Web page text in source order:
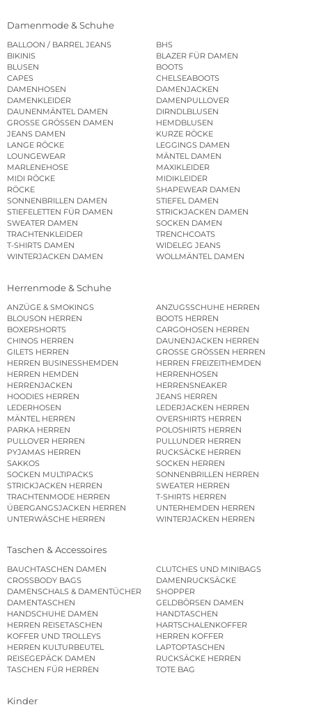
Damenmode & Schuhe
BALLOON / BARREL JEANS
BHS
BIKINIS
BLAZER FÜR DAMEN
BLUSEN
BOOTS
CAPES
CHELSEABOOTS
DAMENHOSEN
DAMENJACKEN
DAMENKLEIDER
DAMENPULLOVER
DAUNENMÄNTEL DAMEN
DIRNDLBLUSEN
GROSSE GRÖSSEN DAMEN
HEMDBLUSEN
JEANS DAMEN
KURZE RÖCKE
LANGE RÖCKE
LEGGINGS DAMEN
LOUNGEWEAR
MÄNTEL DAMEN
MARLENEHOSE
MAXIKLEIDER
MIDI RÖCKE
MIDIKLEIDER
RÖCKE
SHAPEWEAR DAMEN
SONNENBRILLEN DAMEN
STIEFEL DAMEN
STIEFELETTEN FÜR DAMEN
STRICKJACKEN DAMEN
SWEATER DAMEN
SOCKEN DAMEN
TRACHTENKLEIDER
TRENCHCOATS
T-SHIRTS DAMEN
WIDELEG JEANS
WINTERJACKEN DAMEN
WOLLMÄNTEL DAMEN
Herrenmode & Schuhe
ANZÜGE & SMOKINGS
ANZUGSSCHUHE HERREN
BLOUSON HERREN
BOOTS HERREN
BOXERSHORTS
CARGOHOSEN HERREN
CHINOS HERREN
DAUNENJACKEN HERREN
GILETS HERREN
GROSSE GRÖSSEN HERREN
HERREN BUSINESSHEMDEN
HERREN FREIZEITHEMDEN
HERREN HEMDEN
HERRENHOSEN
HERRENJACKEN
HERRENSNEAKER
HOODIES HERREN
JEANS HERREN
LEDERHOSEN
LEDERJACKEN HERREN
MÄNTEL HERREN
OVERSHIRTS HERREN
PARKA HERREN
POLOSHIRTS HERREN
PULLOVER HERREN
PULLUNDER HERREN
PYJAMAS HERREN
RUCKSÄCKE HERREN
SAKKOS
SOCKEN HERREN
SOCKEN MULTIPACKS
SONNENBRILLEN HERREN
STRICKJACKEN HERREN
SWEATER HERREN
TRACHTENMODE HERREN
T-SHIRTS HERREN
ÜBERGANGSJACKEN HERREN
UNTERHEMDEN HERREN
UNTERWÄSCHE HERREN
WINTERJACKEN HERREN
Taschen & Accessoires
BAUCHTASCHEN DAMEN
CLUTCHES UND MINIBAGS
CROSSBODY BAGS
DAMENRUCKSÄCKE
DAMENSCHALS & DAMENTÜCHER
SHOPPER
DAMENTASCHEN
GELDBÖRSEN DAMEN
HANDSCHUHE DAMEN
HANDTASCHEN
HERREN REISETASCHEN
HARTSCHALENKOFFER
KOFFER UND TROLLEYS
HERREN KOFFER
HERREN KULTURBEUTEL
LAPTOPTASCHEN
REISEGEPÄCK DAMEN
RUCKSÄCKE HERREN
TASCHEN FÜR HERREN
TOTE BAG
Kinder